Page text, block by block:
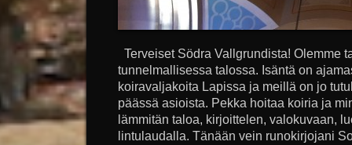
Terveiset Södra Vallgrundista! Olemme
tunnelmallisessa talossa. Isäntä on
koiravaljakoita Lapissa ja meillä on jo
päässä asioista. Pekka hoitaa koiria ja
lämmitän taloa, kirjoittelen, valokuvaan,
lintulaudalla. Tänään vein runokirjojani